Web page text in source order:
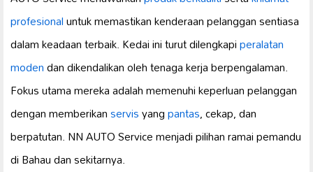
profesionaluntuk memastikan kenderaan pelanggan sentiasa
dalam keadaan terbaik. Kedai ini turut dilengkapiperalatan
modendan dikendalikan oleh tenaga kerja berpengalaman.
Fokus utama mereka adalah memenuhi keperluan pelanggan
dengan memberikanservisyangpantas, cekap, dan
berpatutan. NN AUTO Service menjadi pilihan ramai pemandu
di Bahau dan sekitarnya.